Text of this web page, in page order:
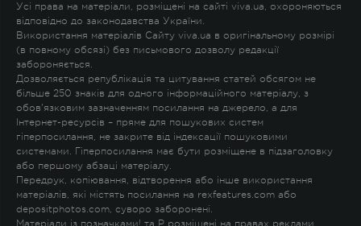
Усі права на матеріали, розміщені на сайті viva.ua, охороняються
відповідно до законодавства України.
Використання матеріалів Сайту viva.ua в оригінальному розмірі
(в повному обсязі) без письмового дозволу редакції
забороняється.
Дозволяється републікація та цитування статей обсягом не
більше 250 знаків для одного інформаційного матеріалу, з
обов'язковим зазначенням посилання на джерело, а для
Інтернет-ресурсів – пряме для пошукових систем
гіперпосилання, не закрите від індексації пошуковими
системами. Гіперпосилання має бути розміщене в підзаголовку
або першому абзаці матеріалу.
Передрук, копіювання, відтворення або інше використання
матеріалів, які містять посилання на rexfeatures.com або
depositphotos.com, суворо заборонені.
Матеріали із позначками! та P розміщені на правах реклами.